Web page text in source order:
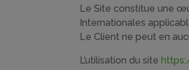
Le Site constitue une
Internationales
Le Client ne peut en
L’utilisation du site